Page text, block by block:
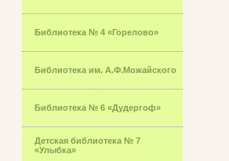
Библиотека № 4 «Горелово»
Библиотека им. А.Ф.Можайского
Библиотека № 6 «Дудергоф»
Детская библиотека № 7
«Улыбка»